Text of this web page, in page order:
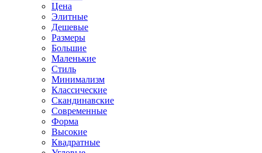
Цена
Элитные
Дешевые
Размеры
Большие
Маленькие
Стиль
Минимализм
Классические
Скандинавские
Современные
Форма
Высокие
Квадратные